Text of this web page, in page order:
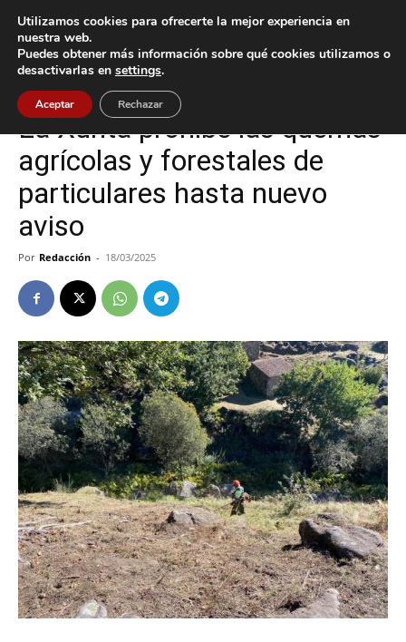
Inicio Gondomar
Gondomar
La Xunta prohíbe las quemas
agrícolas y forestales de
particulares hasta nuevo
aviso
Por Redacción - 18/03/2025
Utilizamos cookies para ofrecerte la mejor experiencia en
nuestra web.
Puedes obtener más información sobre qué cookies utilizamos o
desactivarlas en settings.
Aceptar Rechazar